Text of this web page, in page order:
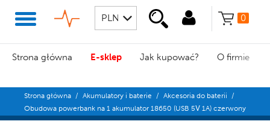
0
Strona główna E-sklep Jak kupować? O firmie
Strona główna / Akumulatory i baterie / Akcesoria do baterii
/
Obudowa powerbank na 1 akumulator 18650 (USB 5V 1A) czerwony